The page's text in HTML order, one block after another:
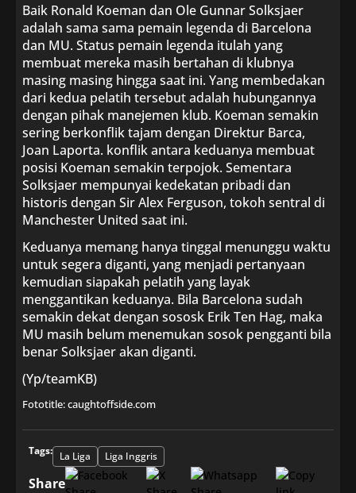
Baik Ronald Koeman dan Ole Gunnar Solksjaer
adalah sama sama pemain legenda di Barcelona
dan MU. Status pemain legenda itulah yang
membuat mereka masih bertahan di klubnya
masing masing hingga saat ini. Yang membedakan
dari kedua pelatih tersebut adalah hubungannya
dengan pihak manejemen klub. Koeman semakin
sering berkonflik tajam dengan Direktur Barca,
Joan Laporta. konflik antara keduanya membuat
posisi Koeman semakin terpojok. Sementara
Solksjaer mempunyai kedekatan pribadi dan
historis dengan Sir Alex Ferguson, tokoh sentral di
Manchester United saat ini.
Keduanya memang hanya tinggal menunggu waktu
untuk segera diganti, yang menjadi pertanyaan
kemudian siapakah pelatih yang layak
menggantikan keduanya. Bila Barcelona sudah
semakin dekat dengan sososk Erik Ten Hag, maka
MU masih belum menemukan sosok pengganti bila
benar Solksjaer akan diganti.
(Yp/teamKB)
Fototitle: caughtoffside.com
Tags: La Liga Liga Inggris
Share